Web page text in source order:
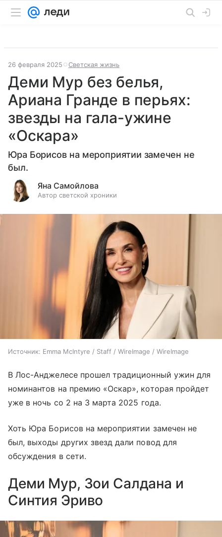
26 февраля 2025 Светская жизнь
Деми Мур без белья,
Ариана Гранде в перьях:
звезды на гала-ужине
«Оскара»
Юра Борисов на мероприятии замечен не
был.
Яна Самойлова
Автор светской хроники
Источник: Emma McIntyre / Staff / WireImage / WireImage
В Лос-Анджелесе прошел традиционный ужин для
номинантов на премию «Оскар», которая пройдет
уже в ночь со 2 на 3 марта 2025 года.
Хоть Юра Борисов на мероприятии замечен не
был, выходы других звезд дали повод для
обсуждения в сети.
Деми Мур, Зои Салдана и
Синтия Эриво